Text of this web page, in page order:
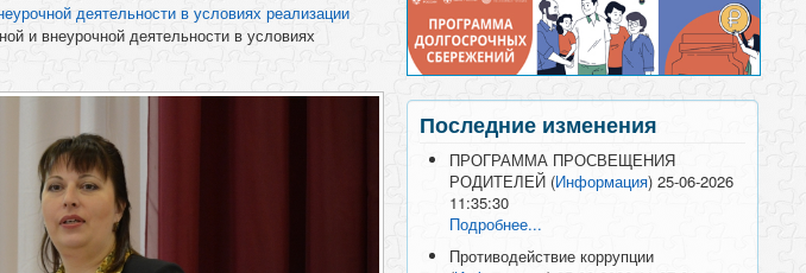
деятельности в условиях реализации
и внеурочной деятельности в условиях
Последние изменения
ПРОГРАММА ПРОСВЕЩЕНИЯ
РОДИТЕЛЕЙ (Информация)25-06-2026
11:35:30
Подробнее...
Противодействие коррупции